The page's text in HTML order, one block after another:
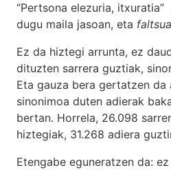
“Pertsona elezuria, itxuratia”
dugu maila jasoan, eta faltsua
Ez da hiztegi arrunta, ez
dituzten sarrera guztiak,
Eta gauza bera gertatzen da
sinonimoa duten adierak
bertan. Horrela, 26.098
hiztegiak, 31.268 adiera
Etengabe eguneratzen da: